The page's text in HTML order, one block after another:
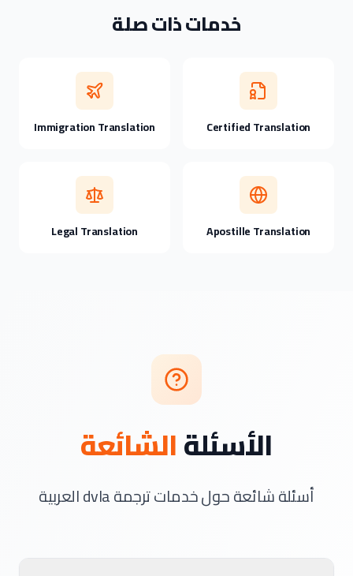
خدمات ذات صلة
Certified Translation
Immigration Translation
Apostille Translation
Legal Translation
الأسئلةالشائعة
أسئلة شائعة حول خدمات ترجمة dvla العربية